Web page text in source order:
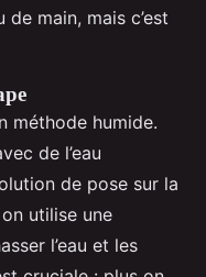
main, mais c’est
méthode humide.
de l’eau
de pose sur la
utilise une
l’eau et les